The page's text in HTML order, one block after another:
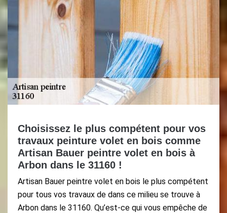
Choisissez le plus compétent pour vos
travaux peinture volet en bois comme
Artisan Bauer peintre volet en bois à
Arbon dans le 31160 !
Artisan Bauer peintre volet en bois le plus compétent
pour tous vos travaux de dans ce milieu se trouve à
Arbon dans le 31160. Qu’est-ce qui vous empêche de